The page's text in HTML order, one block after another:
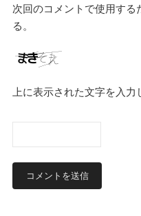
次回のコメントで使用す
る。
上に表示された文字を入力